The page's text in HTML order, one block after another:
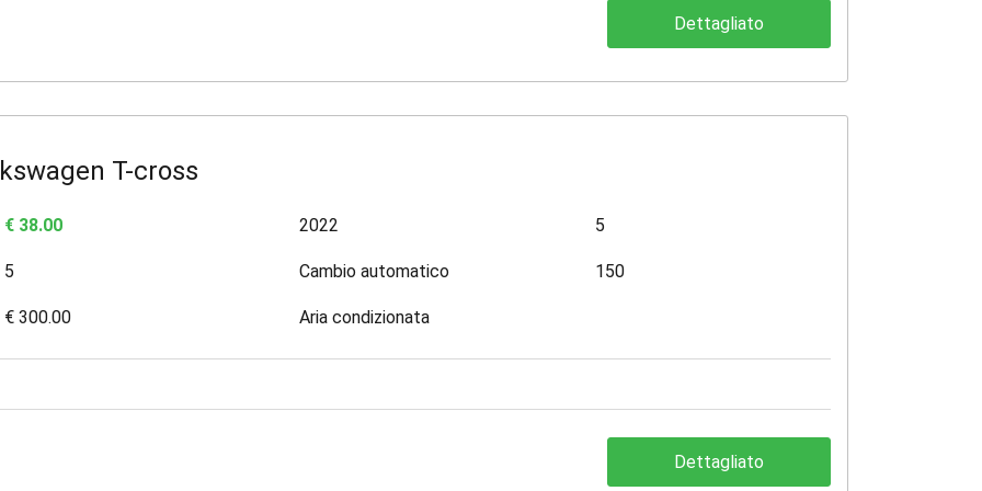
Dettagliato
T-cross
€ 38.00 2022 5
5 Cambio automatico 150
€ 300.00 Aria condizionata
Dettagliato